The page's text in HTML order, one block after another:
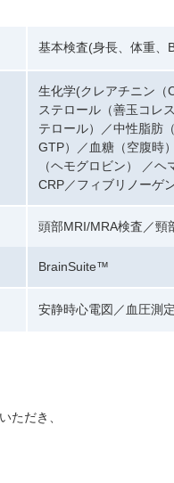
基本検査(身長、体重、
生化学(クレアチニン（
ステロール（善玉コレ
テロール）／中性脂肪
GTP）／血糖（空腹時
（ヘモグロビン） ／
CRP／フィブリノーゲ
頭部MRI/MRA検査／
BrainSuite™
安静時心電図／血圧測定
ただき、